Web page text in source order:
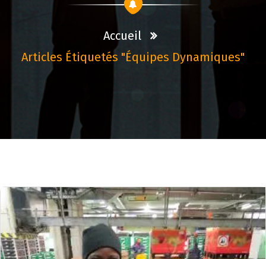
Accueil
Articles Étiquetés "équipes Dynamiques"